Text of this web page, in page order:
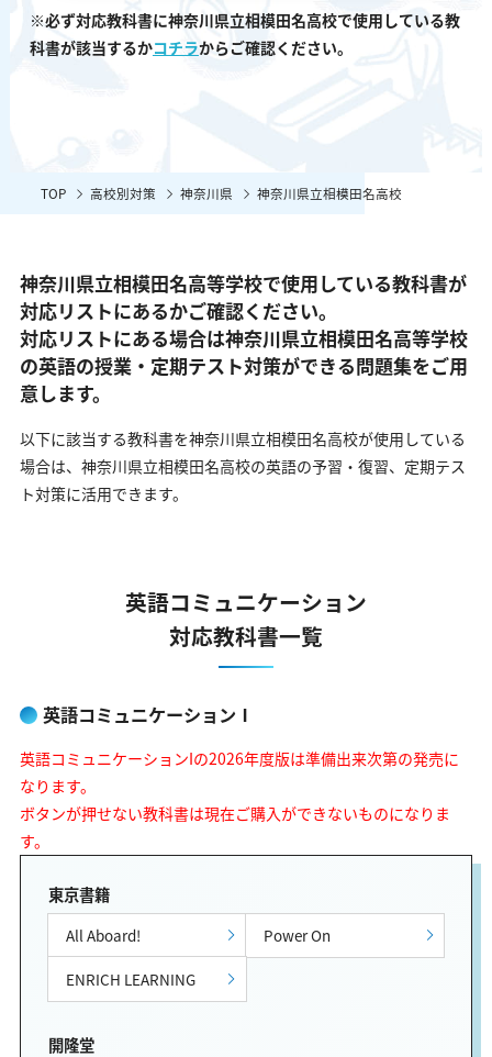
※必ず対応教科書に神奈川県立相模田名高校で使用している教
科書が該当するかコチラからご確認ください。
TOP 高校別対策 神奈川県 神奈川県立相模田名高校
神奈川県立相模田名高等学校で使用している教科書が
対応リストにあるかご確認ください。
対応リストにある場合は神奈川県立相模田名高等学校
の英語の授業・定期テスト対策ができる問題集をご用
意します。
以下に該当する教科書を神奈川県立相模田名高校が使用している
場合は、 神奈川県立相模田名高校の英語の予習・復習、定期テス
ト対策に活用できます。
英語コミュニケーション
対応教科書一覧
英語コミュニケーションⅠ
英語コミュニケーションIの2026年度版は準備出来次第の発売に
なります。
ボタンが押せない教科書は現在ご購入ができないものになりま
す。
東京書籍
All Aboard!
Power On
ENRICH LEARNING
開隆堂